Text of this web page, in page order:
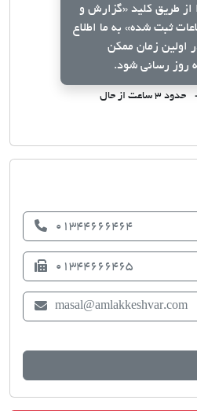
طریق کلید «گزارش و
ثبت شده» به ما اطلاع
اولین زمان ممکن
روز رسانی شود.
حدود ۳ ساعت از حال
01344666464
01344666465
masal@amlakkeshvar.com